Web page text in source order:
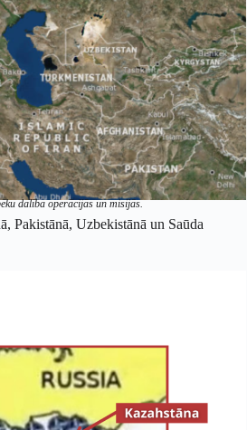
dalība operācijās un misijās.
Pakistānā, Uzbekistānā un Saūda